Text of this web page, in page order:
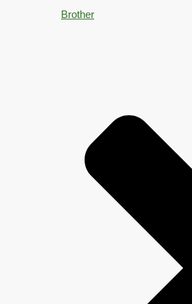
Brother